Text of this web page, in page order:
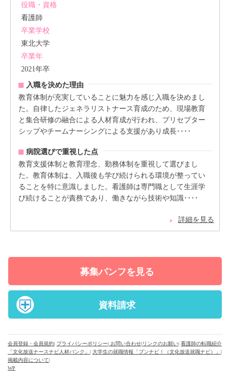
役職・資格
看護師
卒業学校
東北大学
卒業年
2021年卒
入職を決めた理由
教育体制が充実していることに魅力を感じ入職を決めまし
た。自律したジェネラリストナース育成のため、現場教育
と集合研修の融合による人材育成が行われ、プリセプター
シップやチームナーシングによる支援があり成長････
病院選びで重視した点
教育支援体制と教育理念、勤務体制を重視して選びまし
た。教育体制は、入職後も学び続けられる環境が整ってい
ることを特に意識しました。看護師は専門職として生涯学
び続けることが責務であり、働きながら技術や知識････
詳細を見る
募集パンフを見る
資料請求
会員登録・会員規約| プライバシーポリシー| お問い合わせ|リンクのお願い| 看護師の転職紹介
「文化放送ナースナビ人材バンク」 | 大学生の就職情報「ブンナビ！（文化放送就職ナビ）」 |
掲載内容について|
WP